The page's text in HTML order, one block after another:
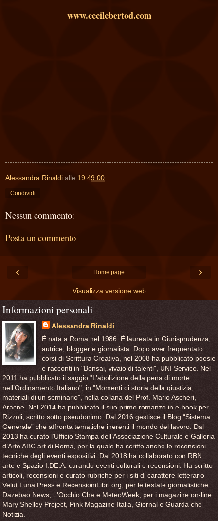
www.cecilebertod.com
Alessandra Rinaldi alle 19:49:00
Condividi
Nessun commento:
Posta un commento
‹ ›
Home page
Visualizza versione web
Informazioni personali
Alessandra Rinaldi
È nata a Roma nel 1986. È laureata in Giurisprudenza,
autrice, blogger e giornalista. Dopo aver frequentato
corsi di Scrittura Creativa, nel 2008 ha pubblicato poesie
e racconti in "Bonsai, vivaio di talenti", UNI Service. Nel
2011 ha pubblicato il saggio "L’abolizione della pena di morte
nell’Ordinamento Italiano", in "Momenti di storia della giustizia,
materiali di un seminario", nella collana del Prof. Mario Ascheri,
Aracne. Nel 2014 ha pubblicato il suo primo romanzo in e-book per
Rizzoli, scritto sotto pseudonimo. Dal 2016 gestisce il Blog “Sistema
Generale” che affronta tematiche inerenti il mondo del lavoro. Dal
2013 ha curato l’Ufficio Stampa dell’Associazione Culturale e Galleria
d’Arte ABC art di Roma, per la quale ha scritto anche le recensioni
tecniche degli eventi espositivi. Dal 2018 ha collaborato con RBN
arte e Spazio I.DE.A. curando eventi culturali e recensioni. Ha scritto
articoli, recensioni e curato rubriche per i siti di carattere letterario
Velut Luna Press e RecensioniLibri.org, per le testate giornalistiche
Dazebao News, L'Occhio Che e MeteoWeek, per i magazine on-line
Mary Shelley Project, Pink Magazine Italia, Giornal e Guarda che
Notizia.